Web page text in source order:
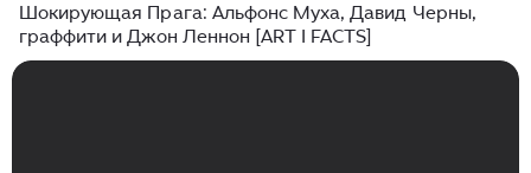
Шокирующая Прага: Альфонс Муха, Давид Черны,
граффити и Джон Леннон [ART I FACTS]